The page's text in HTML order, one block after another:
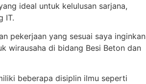
ideal untuk kelulusan sarjana,
IT.
pekerjaan yang sesuai saya inginkan
wirausaha di bidang Besi Beton dan
beberapa disiplin ilmu seperti